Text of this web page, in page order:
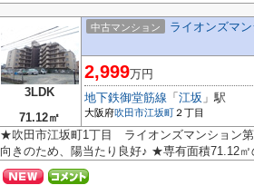
3LDK
71.12㎡
中古マンション ライオンズマ
2,999万円
地下鉄御堂筋線 「 江坂 」駅
大阪府吹田市江坂町 ２丁目
★吹田市江坂町1丁目 ライオンズマンション
向きのため、陽当たり良好♪ ★専有面積71.12